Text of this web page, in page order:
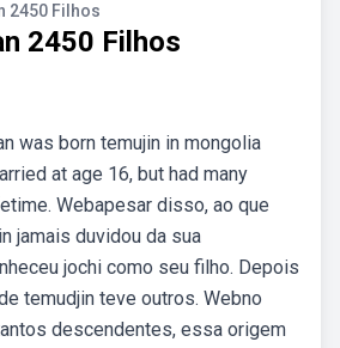
2450 Filhos
2450 Filhos
was born temujin in mongolia
at age 16, but had many
Webapesar disso, ao que
jamais duvidou da sua
jochi como seu filho. Depois
temudjin teve outros. Webno
descendentes, essa origem